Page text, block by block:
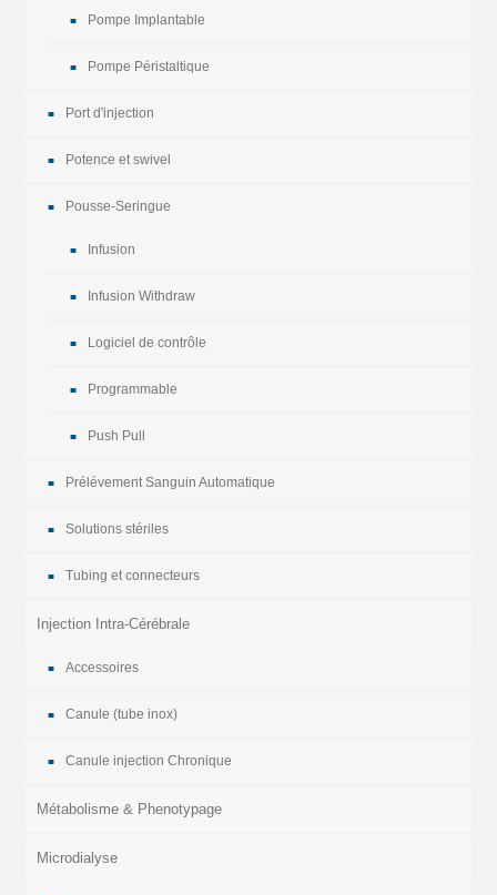
Pompe Implantable
Pompe Péristaltique
Port d'injection
Potence et swivel
Pousse-Seringue
Infusion
Infusion Withdraw
Logiciel de contrôle
Programmable
Push Pull
Prélévement Sanguin Automatique
Solutions stériles
Tubing et connecteurs
Injection Intra-Cérébrale
Accessoires
Canule (tube inox)
Canule injection Chronique
Métabolisme & Phenotypage
Microdialyse